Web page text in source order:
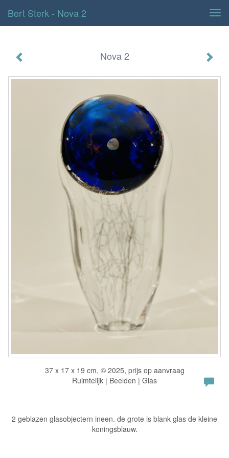
Bert Sterk - Nova 2
Nova 2
37 x 17 x 19 cm, © 2025, prijs op aanvraag
Ruimtelijk | Beelden | Glas
2 geblazen glasobjectern ineen. de grote is blank glas de kleine
koningsblauw.